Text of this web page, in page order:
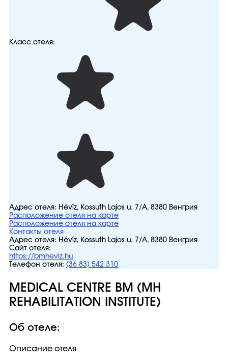
Класс отеля:
Адрес отеля: Hévíz, Kossuth Lajos u. 7/A, 8380 Венгрия
Расположение отеля на карте
Расположение отеля на карте
Контакты отеля
Адрес отеля: Hévíz, Kossuth Lajos u. 7/A, 8380 Венгрия
Сайт отеля:
https://bmheviz.hu
Телефон отеля: (36 83) 542 310
MEDICAL CENTRE BM (MH
REHABILITATION INSTITUTE)
Об отеле:
Описание отеля